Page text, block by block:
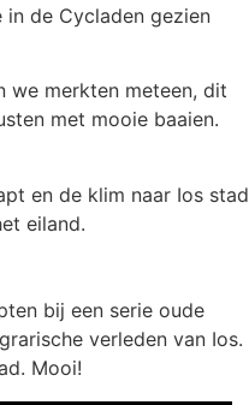
in de Cycladen gezien
we merkten meteen, dit
met mooie baaien.
en de klim naar Ios stad
eiland.
bij een serie oude
verleden van Ios.
Mooi!